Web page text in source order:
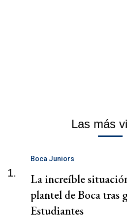
Las más
1.
Boca Juniors
La increíble
plantel de Boca tras
Estudiantes